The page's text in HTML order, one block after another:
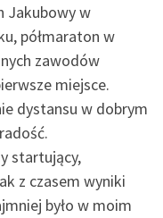
Jakubowy w
półmaraton w
zawodów
miejsce.
dystansu w dobrym
startujący,
z czasem wyniki
było w moim